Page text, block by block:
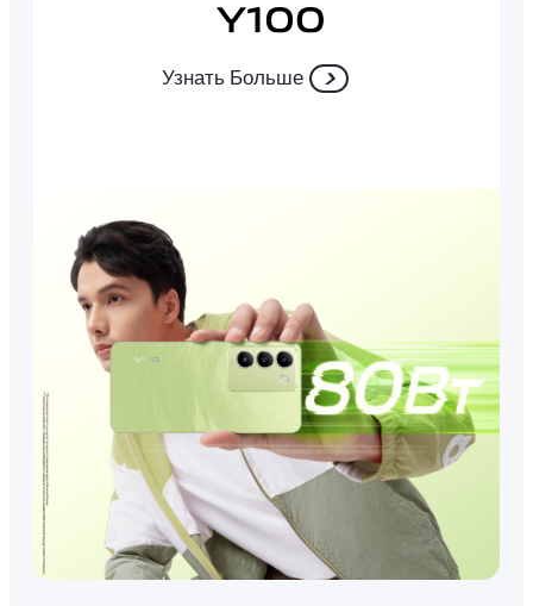
Узнать Больше